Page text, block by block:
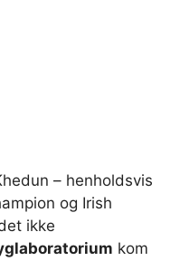
– henholdsvis
og Irish
ikke
kom